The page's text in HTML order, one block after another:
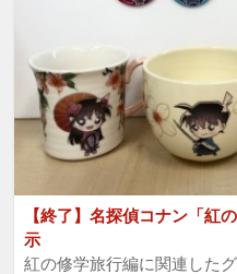
【終了】名探偵コナン「紅
示
紅の修学旅行編に関連した